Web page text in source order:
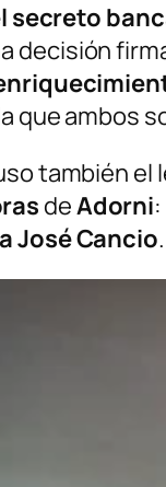
secreto
decisión
que ambos
también el
deAdorni:
José Cancio.